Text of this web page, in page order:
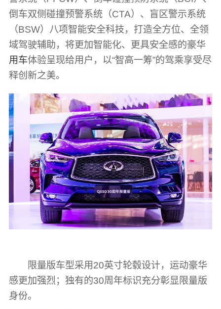
倒车双侧碰撞预警系统（CTA）、盲区警示系统
（BSW）八项智能安全科技，打造全方位、全领
域驾驶辅助，将更加智能化、更具安全感的豪华
用车体验呈现给用户，以“智高一筹”的驾乘享受尽
释创新之美。
限量版车型采用20英寸轮毂设计，运动豪华
感更加强烈；独有的30周年标识充分彰显限量版
身份。